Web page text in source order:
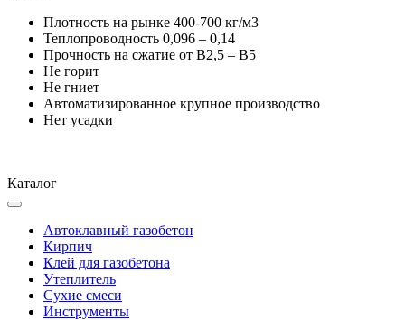
Плотность на рынке 400-700 кг/м3
Теплопроводность 0,096 – 0,14
Прочность на сжатие от B2,5 – B5
Не горит
Не гниет
Автоматизированное крупное производство
Нет усадки
Каталог
Автоклавный газобетон
Кирпич
Клей для газобетона
Утеплитель
Сухие смеси
Инструменты